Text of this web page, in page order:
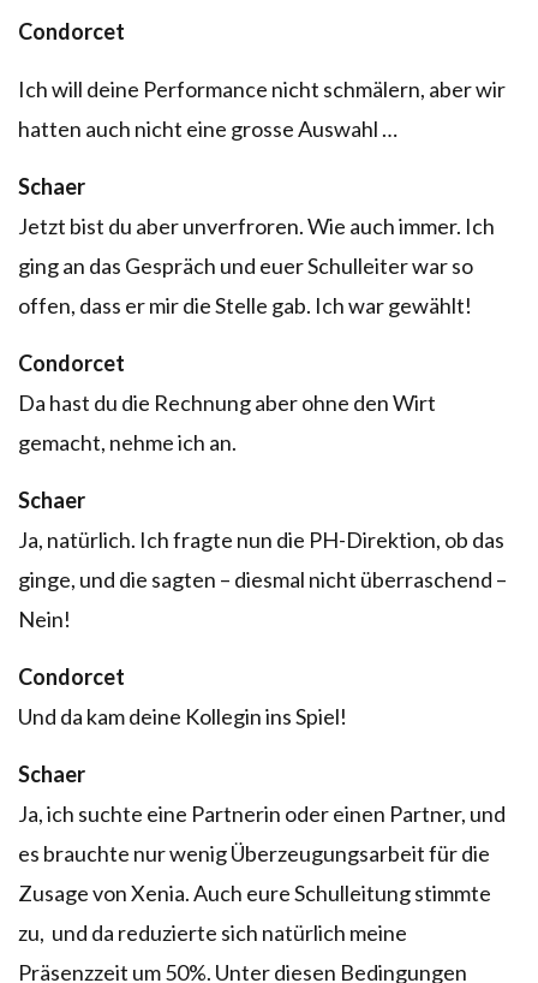
Condorcet
Ich will deine Performance nicht schmälern, aber wir
hatten auch nicht eine grosse Auswahl …
Schaer
Jetzt bist du aber unverfroren. Wie auch immer. Ich
ging an das Gespräch und euer Schulleiter war so
offen, dass er mir die Stelle gab. Ich war gewählt!
Condorcet
Da hast du die Rechnung aber ohne den Wirt
gemacht, nehme ich an.
Schaer
Ja, natürlich. Ich fragte nun die PH-Direktion, ob das
ginge, und die sagten – diesmal nicht überraschend –
Nein!
Condorcet
Und da kam deine Kollegin ins Spiel!
Schaer
Ja, ich suchte eine Partnerin oder einen Partner, und
es brauchte nur wenig Überzeugungsarbeit für die
Zusage von Xenia. Auch eure Schulleitung stimmte
zu, und da reduzierte sich natürlich meine
Präsenzzeit um 50%. Unter diesen Bedingungen